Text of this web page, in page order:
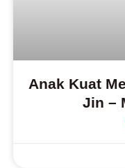
Anak Kuat
Jin –